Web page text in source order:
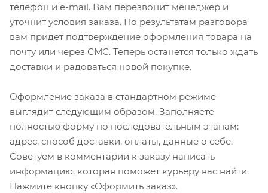
телефон и e-mail. Вам перезвонит менеджер и
уточнит условия заказа. По результатам разговора
вам придет подтверждение оформления товара на
почту или через СМС. Теперь останется только ждать
доставки и радоваться новой покупке.
Оформление заказа в стандартном режиме
выглядит следующим образом. Заполняете
полностью форму по последовательным этапам:
адрес, способ доставки, оплаты, данные о себе.
Советуем в комментарии к заказу написать
информацию, которая поможет курьеру вас найти.
Нажмите кнопку «Оформить заказ».